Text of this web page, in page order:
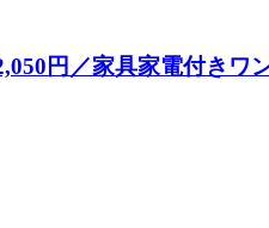
円／家具家電付き